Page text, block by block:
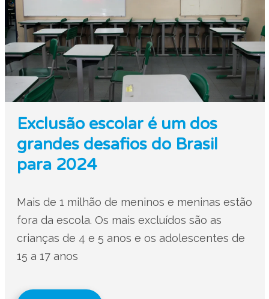
Exclusão escolar é um dos
grandes desafios do Brasil
para 2024
Mais de 1 milhão de meninos e meninas estão
fora da escola. Os mais excluídos são as
crianças de 4 e 5 anos e os adolescentes de
15 a 17 anos